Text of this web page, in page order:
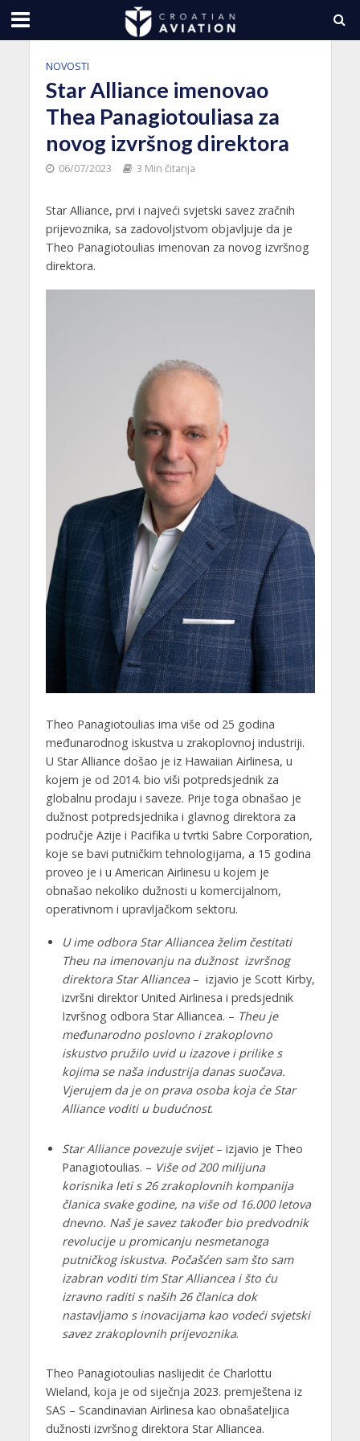
NOVOSTI
Star Alliance imenovao
Thea Panagiotouliasa za
novog izvršnog direktora
06/07/2023 3 Min čitanja
Star Alliance, prvi i najveći svjetski savez zračnih
prijevoznika, sa zadovoljstvom objavljuje da je
Theo Panagiotoulias imenovan za novog izvršnog
direktora.
Theo Panagiotoulias ima više od 25 godina
međunarodnog iskustva u zrakoplovnoj industriji.
U Star Alliance došao je iz Hawaiian Airlinesa, u
kojem je od 2014. bio viši potpredsjednik za
globalnu prodaju i saveze. Prije toga obnašao je
dužnost potpredsjednika i glavnog direktora za
područje Azije i Pacifika u tvrtki Sabre Corporation,
koje se bavi putničkim tehnologijama, a 15 godina
proveo je i u American Airlinesu u kojem je
obnašao nekoliko dužnosti u komercijalnom,
operativnom i upravljačkom sektoru.
U ime odbora Star Alliancea želim čestitati
Theu na imenovanju na dužnost izvršnog
direktora Star Alliancea– izjavio je Scott Kirby,
izvršni direktor United Airlinesa i predsjednik
Izvršnog odbora Star Alliancea. – Theu je
međunarodno poslovno i zrakoplovno
iskustvo pružilo uvid u izazove i prilike s
kojima se naša industrija danas suočava.
Vjerujem da je on prava osoba koja će Star
Alliance voditi u budućnost.
Star Alliance povezuje svijet– izjavio je Theo
Panagiotoulias. – Više od 200 milijuna
korisnika leti s 26 zrakoplovnih kompanija
članica svake godine, na više od 16.000 letova
dnevno. Naš je savez također bio predvodnik
revolucije u promicanju nesmetanoga
putničkog iskustva. Počašćen sam što sam
izabran voditi tim Star Alliancea i što ću
izravno raditi s naših 26 članica dok
nastavljamo s inovacijama kao vodeći svjetski
savez zrakoplovnih prijevoznika.
Theo Panagiotoulias naslijedit će Charlottu
Wieland, koja je od siječnja 2023. premještena iz
SAS – Scandinavian Airlinesa kao obnašateljica
dužnosti izvršnog direktora Star Alliancea.